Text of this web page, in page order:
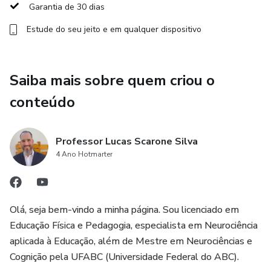
MÓDULO 7 – O cérebro em movimento.
aprendizagem.
MÓDULO 9 - TDAH - Transtorno do Déficit de Atenção e
MÓDULO 10 - Transtorno do Espectro Autista.
Garantia de 30 dias
Estude do seu jeito e em qualquer dispositivo
Saiba mais sobre quem criou o
conteúdo
Professor Lucas Scarone Silva
4 Ano Hotmarter
Olá, seja bem-vindo a minha página. Sou licenciado em
Educação Física e Pedagogia, especialista em Neurociência
aplicada à Educação, além de Mestre em Neurociências e
Cognição pela UFABC (Universidade Federal do ABC).